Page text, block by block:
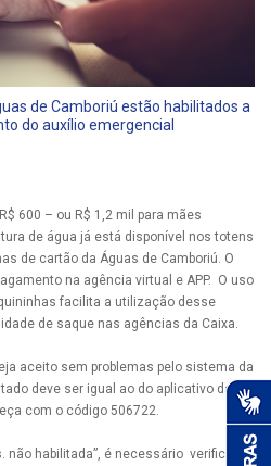
de Camboriú estão habilitados a
do auxílio emergencial
600 – ou R$ 1,2 mil para mães
de água já está disponível nos totens
de cartão da Águas de Camboriú. O
na agência virtual e APP. O uso
facilita a utilização desse
de saque nas agências da Caixa.
aceito sem problemas pelo sistema da
deve ser igual ao do aplicativo da
com o código 506722.
não habilitada”, é necessário verificar